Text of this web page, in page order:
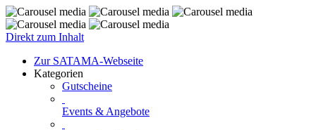
Direkt zum Inhalt
Zur SATAMA-Webseite
Kategorien
Gutscheine
Events & Angebote